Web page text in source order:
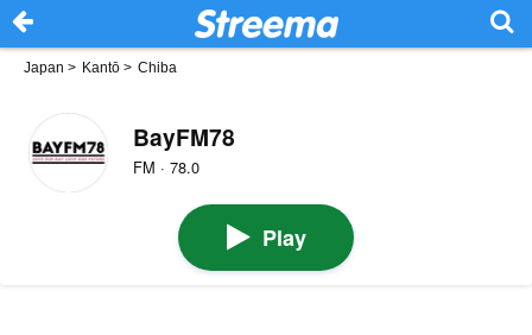
Japan > Kantō > Chiba
BayFM78
FM · 78.0
Play